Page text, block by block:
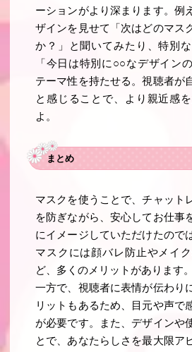
ーションがより深まります。例
ザインを見せて「次はどのマス
か？」と聞いてみたり、特別
「今日は特別に○○なデザイン
テーマ性を持たせる。視聴者が
と感じることで、より親近感
よ。
まとめ
マスクを使うことで、チャット
を防ぎながら、安心してお仕事
にイメージしていただけたので
マスクには顔バレ防止やメイ
ど、多くのメリットがあります。
一方で、視聴者に表情が伝わり
リットもあるため、目元や声で
が必要です。また、デザインや
とで、あなたらしさを最大限ア